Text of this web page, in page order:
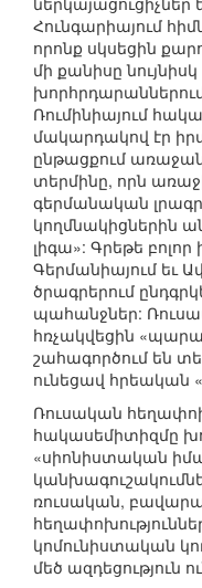
Հունգարիայում
որոնք սկսեցին
մի քանիսը
Ռումինիայում
մակարդակով էր
ընթացքում
տերմինը, որն
գերմանական
կողմնակիցներին
լիգա»: Գրեթե բոլոր
Գերմանիայում եւ
ծրագրերում
պահանջներ:
հռչակվեցին
շահագործում են
ունեցավ հրեական
Ռուսական
հակասեմիտիզմը
«սիոնիստական
ռուսական,
կոմունիստական
մեծ ազդեցություն